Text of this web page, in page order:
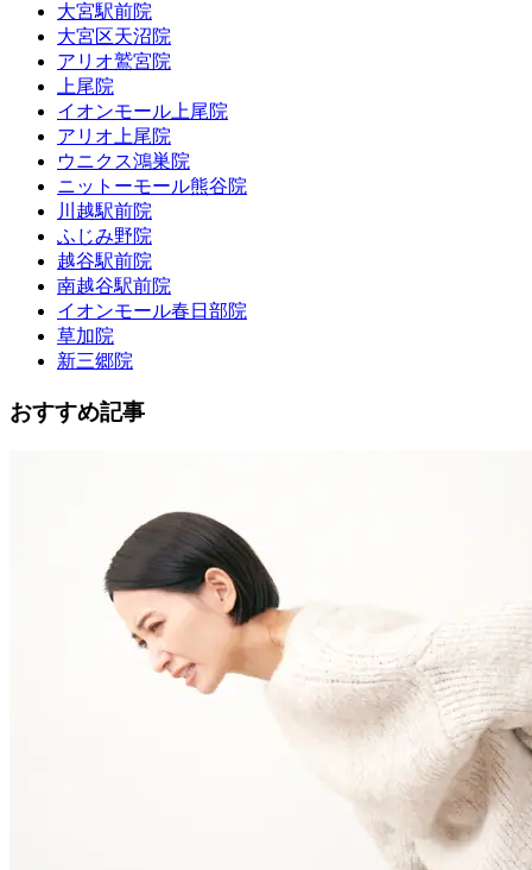
大宮駅前院
大宮区天沼院
アリオ鷲宮院
上尾院
イオンモール上尾院
アリオ上尾院
ウニクス鴻巣院
ニットーモール熊谷院
川越駅前院
ふじみ野院
越谷駅前院
南越谷駅前院
イオンモール春日部院
草加院
新三郷院
おすすめ記事